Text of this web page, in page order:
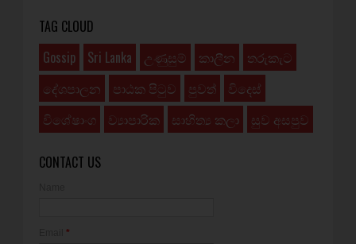
TAG CLOUD
Gossip
Sri Lanka උණුසුම් කාලීන
තරුකැට
දේශපාලන
පාඨක පිටුව පුවත්
විදෙස්
විශේෂාංග
ව්‍යාපාරික සාහිත්‍ය කලා සුව අසපුව
CONTACT US
*